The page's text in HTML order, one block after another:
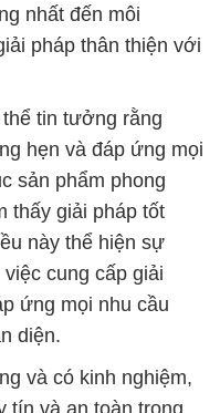
nhất đến môi
pháp thân thiện với
tin tưởng rằng
hẹn và đáp ứng mọi
sản phẩm phong
thấy giải pháp tốt
này thể hiện sự
cung cấp giải
ứng mọi nhu cầu
diện.
và có kinh nghiệm,
tín và an toàn trong